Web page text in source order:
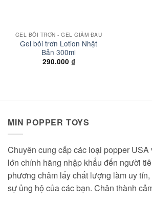
GEL BÔI TRƠN - GEL GIẢM ĐAU
Gel bôi trơn Lotion Nhật
Bản 300ml
290.000 ₫
MIN POPPER TOYS
Chuyên cung cấp các loại popper
lớn chính hãng nhập khẩu đến người
phương châm lấy chất lượng làm uy
sự ủng hộ của các bạn. Chân thành